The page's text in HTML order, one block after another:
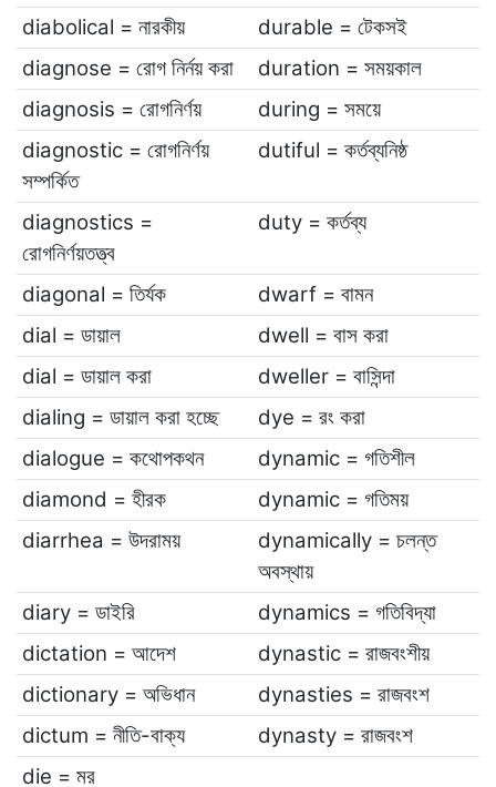
diabolical = নারকীয়
durable = টেকসই
diagnose = রোগ নির্নয় করা
duration = সময়কাল
diagnosis = রোগনির্ণয়
during = সময়ে
diagnostic = রোগনির্ণয়
সম্পর্কিত
dutiful = কর্তব্যনিষ্ঠ
diagnostics =
রোগনির্ণয়তত্ত্ব
duty = কর্তব্য
diagonal = তির্যক
dwarf = বামন
dial = ডায়াল
dwell = বাস করা
dial = ডায়াল করা
dweller = বাসিন্দা
dialing = ডায়াল করা হচ্ছে
dye = রং করা
dialogue = কথোপকথন
dynamic = গতিশীল
diamond = হীরক
dynamic = গতিময়
diarrhea = উদরাময়
dynamically = চলন্ত
অবস্থায়
diary = ডাইরি
dynamics = গতিবিদ্যা
dictation = আদেশ
dynastic = রাজবংশীয়
dictionary = অভিধান
dynasties = রাজবংশ
dictum = নীতি-বাক্য
dynasty = রাজবংশ
die = মর